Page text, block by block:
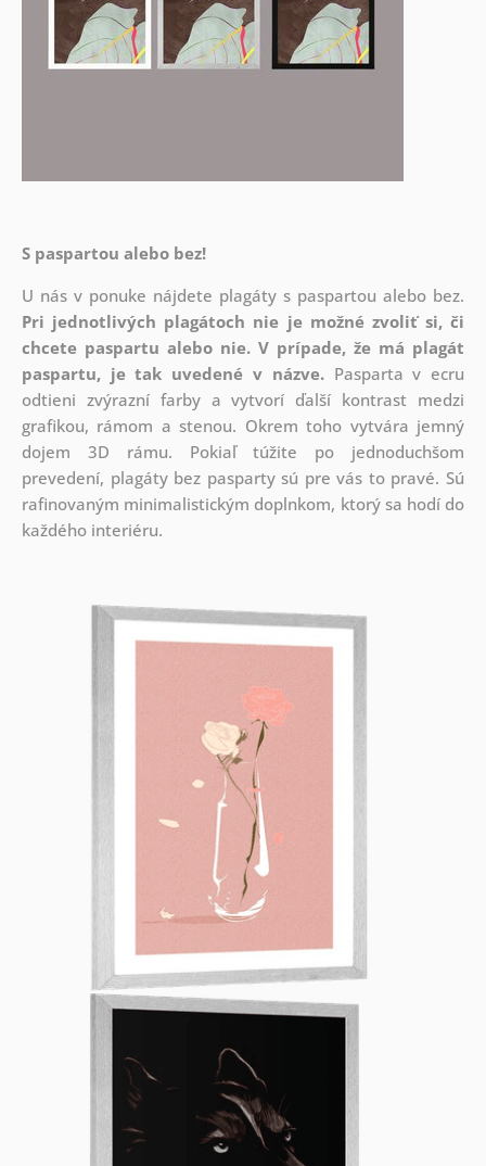
S paspartou alebo bez!
U nás v ponuke nájdete plagáty s paspartou alebo bez.
Pri jednotlivých plagátoch nie je možné zvoliť si, či
chcete paspartu alebo nie. V prípade, že má plagát
paspartu, je tak uvedené v názve.Pasparta v ecru
odtieni zvýrazní farby a vytvorí ďalší kontrast medzi
grafikou, rámom a stenou. Okrem toho vytvára jemný
dojem 3D rámu. Pokiaľ túžite po jednoduchšom
prevedení, plagáty bez pasparty sú pre vás to pravé. Sú
rafinovaným minimalistickým doplnkom, ktorý sa hodí do
každého interiéru.